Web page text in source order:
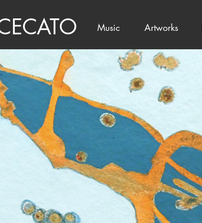
Music Artworks